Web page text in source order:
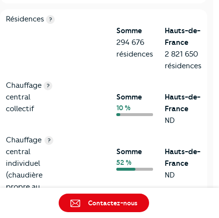
8-Chauffage
Critères Somme
Résidences ?
Somme
294 676
résidences
Hauts-de-
France
2 821 650
résidences
Chauffage
central
collectif
?
Somme
10 %
Hauts-de-
France
ND
Chauffage
central
individuel
(chaudière
propre au
?
Somme
52 %
Hauts-de-
France
ND
Contactez-nous